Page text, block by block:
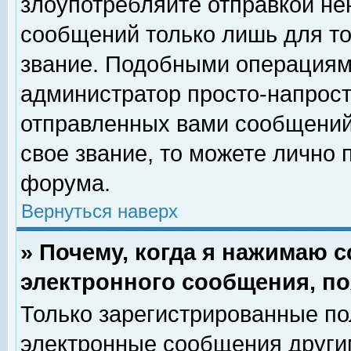
сообщений только лишь для
звание. Подобными
администратор просто-
отправленных вами
свое звание, то можете лично
форума.
Вернуться наверх
» Почему, когда я нажимаю
электронного сообщения,
Только зарегистрированные
электронные сообщения